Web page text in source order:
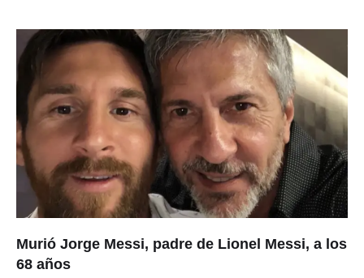
Murió Jorge Messi, padre de Lionel Messi, a los
68 años